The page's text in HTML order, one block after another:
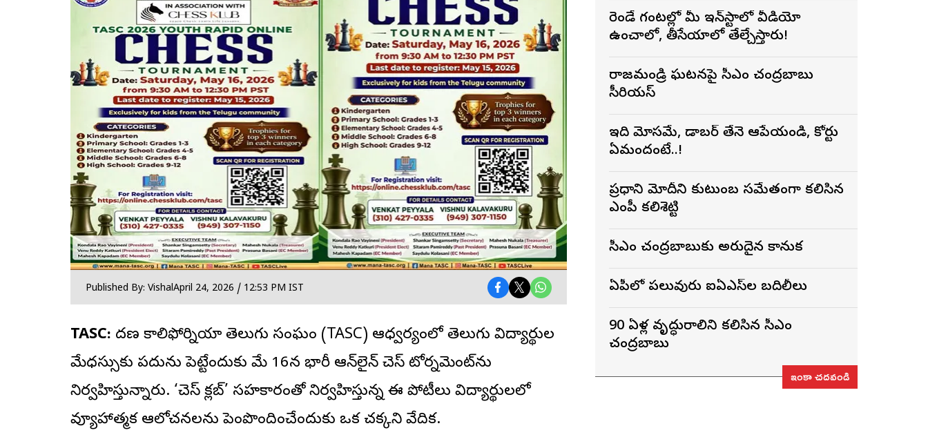
Published By: VishalApril 24, 2026 / 12:53 PM IST
TASC: దక్షిణ కాలిఫోర్నియా తెలుగు సంఘం (TASC) ఆధ్వర్యంలో తెలుగు విద్యార్థుల
మేధస్సుకు పదును పెట్టేందుకు మే 16న భారీ ఆన్‌లైన్ చెస్ టోర్నమెంట్‌ను
నిర్వహిస్తున్నారు. ‘చెస్ క్లబ్’ సహకారంతో నిర్వహిస్తున్న ఈ పోటీలు విద్యార్థులలో
వ్యూహాత్మక ఆలోచనలను పెంపొందించేందుకు ఒక చక్కని వేదిక.
రెండే గంటల్లో మీ ఇన్‌స్టాలో వీడియో
ఉంచాలో, తీసేయాలో తేల్చేస్తారు!
రాజమండ్రి ఘటనపై సీఎం చంద్రబాబు
సీరియస్
ఇది మోసమే, డాబర్‌ తేనె ఆపేయండి, కోర్టు
ఏమందంటే..!
ప్రధాని మోదీని కుటుంబ సమేతంగా కలిసిన
ఎంపీ కలిశెట్టి
సీఎం చంద్రబాబుకు అరుదైన కానుక
ఏపీలో పలువురు ఐఏఎస్‌ల బదిలీలు
90 ఏళ్ల వృద్ధురాలిని కలిసిన సీఎం
చంద్రబాబు
ఇంకా చదవండి